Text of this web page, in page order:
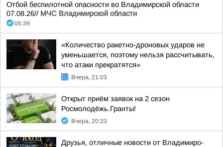
Отбой беспилотной опасности во Владимирской области
07.08.26// МЧС Владимирской области
05:39
«Количество ракетно-дроновых ударов не
уменьшается, поэтому нельзя рассчитывать,
что атаки прекратятся»
Вчера, 21:03
Открыт приём заявок на 2 сезон
Росмолодёжь.Гранты!
Вчера, 20:33
Друзья, отличные новости от Владимиро-